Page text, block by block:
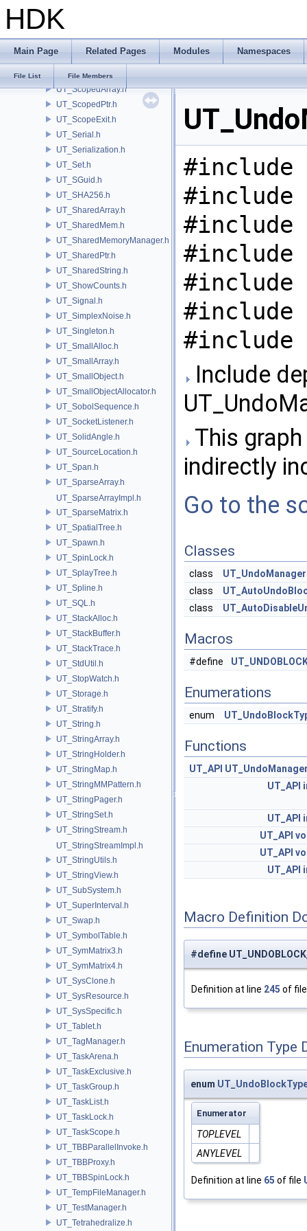
HDK
Main Page Related Pages Modules Namespaces
File List File Members
UT_SafeFloat.h
UT_SCCompressionFilter.h
UT_SCFWriter.h
UT_ScopedArray.h
UT_ScopedPtr.h
UT_ScopeExit.h
UT_Serial.h
UT_Serialization.h
UT_Set.h
UT_SGuid.h
UT_SHA256.h
UT_SharedArray.h
UT_SharedMem.h
UT_SharedMemoryManager.h
UT_SharedPtr.h
UT_SharedString.h
UT_ShowCounts.h
UT_Signal.h
UT_SimplexNoise.h
UT_Singleton.h
UT_SmallAlloc.h
UT_SmallArray.h
UT_SmallObject.h
UT_SmallObjectAllocator.h
UT_SobolSequence.h
UT_SocketListener.h
UT_SolidAngle.h
UT_SourceLocation.h
UT_Span.h
UT_SparseArray.h
UT_SparseArrayImpl.h
UT_SparseMatrix.h
UT_SpatialTree.h
UT_Spawn.h
UT_SpinLock.h
UT_SplayTree.h
UT_Spline.h
UT_SQL.h
UT_StackAlloc.h
UT_StackBuffer.h
UT_StackTrace.h
UT_StdUtil.h
UT_StopWatch.h
UT_Storage.h
UT_Stratify.h
UT_String.h
UT_StringArray.h
UT_StringHolder.h
UT_StringMap.h
UT_StringMMPattern.h
UT_StringPager.h
UT_StringSet.h
UT_StringStream.h
UT_StringStreamImpl.h
UT_StringUtils.h
UT_StringView.h
UT_SubSystem.h
UT_SuperInterval.h
UT_Swap.h
UT_SymbolTable.h
UT_SymMatrix3.h
UT_SymMatrix4.h
UT_SysClone.h
UT_SysResource.h
UT_SysSpecific.h
UT_Tablet.h
UT_TagManager.h
UT_TaskArena.h
UT_TaskExclusive.h
UT_TaskGroup.h
UT_TaskList.h
UT_TaskLock.h
UT_TaskScope.h
UT_TBBParallelInvoke.h
UT_TBBProxy.h
UT_TBBSpinLock.h
UT_TempFileManager.h
UT_TestManager.h
UT_Tetrahedralize.h
#include
#include
#include
#include
#include
#include
#include
Include
This
indirectly
Go to the
Classes
class
UT_UndoManager
class
class
Macros
#define
Enumerations
enum
Functions
UT_API
UT_API
UT_API
UT_API
UT_API
UT_API
Macro Definition
#define
Definition at line 245 of
Enumeration Type
enum
Enumerator
TOPLEVEL
ANYLEVEL
Definition at line 65 of file